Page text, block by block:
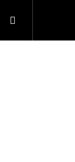
Nákupní